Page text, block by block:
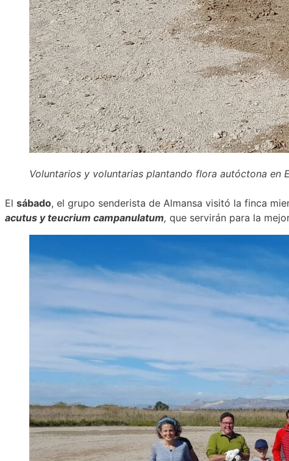
Voluntarios y voluntarias plantando flora autóctona en
El sábado, el grupo senderista de Almansa visitó la finca
acutus y teucrium campanulatum, que servirán para la